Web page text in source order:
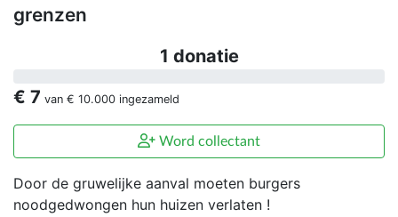
grenzen
1 donatie
€ 7 van € 10.000 ingezameld
Word collectant
Door de gruwelijke aanval moeten burgers
noodgedwongen hun huizen verlaten !